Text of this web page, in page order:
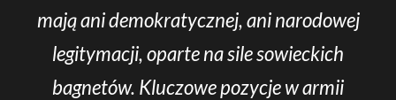
mają ani demokratycznej, ani narodowej
legitymacji, oparte na sile sowieckich
bagnetów. Kluczowe pozycje w armii